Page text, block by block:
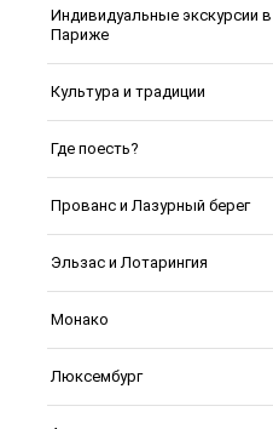
Индивидуальные экскурсии в
Париже
Культура и традиции
Где поесть?
Прованс и Лазурный берег
Эльзас и Лотарингия
Монако
Люксембург